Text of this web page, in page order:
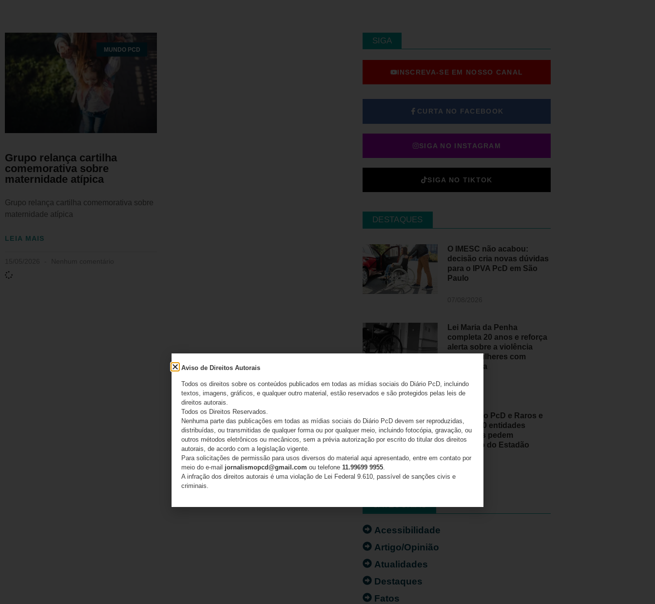
MUNDO PCD
Grupo relança cartilha
comemorativa sobre
maternidade atípica
Grupo relança cartilha comemorativa sobre
maternidade atípica
LEIA MAIS
SIGA
INSCREVA-SE EM NOSSO CANAL
CURTA NO FACEBOOK
SIGA NO INSTAGRAM
SIGA NO TIKTOK
DESTAQUES
O IMESC não acabou:
decisão cria novas dúvidas
para o IPVA PcD em São
Paulo
Lei Maria da Penha
completa 20 anos e reforça
alerta sobre a violência
contra mulheres com
deficiência
07/08/2026
Movimento PcD e Raros e
mais de 50 entidades
brasileiras pedem
retratação do Estadão
CATEGORIAS
Acessibilidade
Artigo/Opinião
Atualidades
Destaques
Fatos
Aviso de Direitos Autorais
Todos os direitos sobre os conteúdos publicados em todas as mídias sociais do Diário PcD, incluindo
textos, imagens, gráficos, e qualquer outro material, estão reservados e são protegidos pelas leis de
direitos autorais.
Todos os Direitos Reservados.
Nenhuma parte das publicações em todas as mídias sociais do Diário PcD devem ser reproduzidas,
distribuídas, ou transmitidas de qualquer forma ou por qualquer meio, incluindo fotocópia, gravação, ou
outros métodos eletrônicos ou mecânicos, sem a prévia autorização por escrito do titular dos direitos
autorais, de acordo com a legislação vigente.
Para solicitações de permissão para usos diversos do material aqui apresentado, entre em contato por
meio do e-mail jornalismopcd@gmail.com ou telefone 11.99699 9955.
A infração dos direitos autorais é uma violação de Lei Federal 9.610, passível de sanções civis e
criminais.